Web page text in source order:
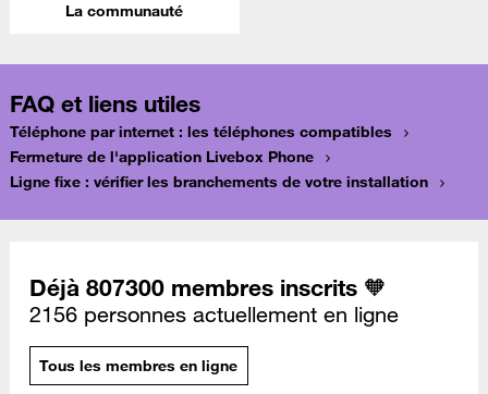
La communauté
FAQ et liens utiles
Téléphone par internet : les téléphones compatibles
Fermeture de l'application Livebox Phone
Ligne fixe : vérifier les branchements de votre installation
Déjà 807300 membres inscrits 🧡
2156 personnes actuellement en ligne
Tous les membres en ligne